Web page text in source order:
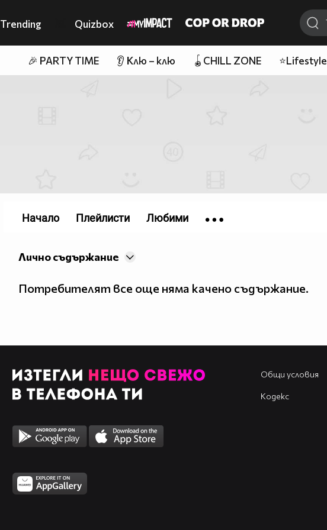
Trending Quizbox
🎉 PARTY TIME 👂 Клю – клю 🪀CHILL ZONE ⭐Lifestyle
Лично съдържание
Потребителят все още няма качено съдържание.
Начало Плейлисти Любими
Общи условия
Кодекс